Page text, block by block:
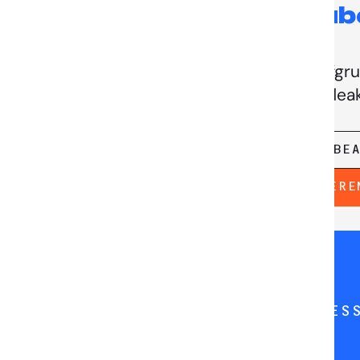
Dieser Medieninhalt ist
Einstellungen
EINSTELLUNGEN